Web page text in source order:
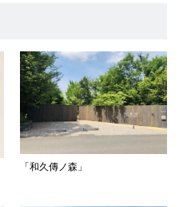
「和久傳ノ森」